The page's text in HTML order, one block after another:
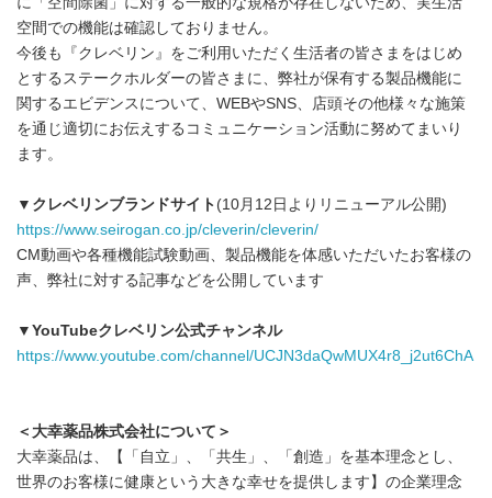
空間での機能は確認しておりません。
今後も『クレベリン』をご利用いただく生活者の皆さまをはじめ
とするステークホルダーの皆さまに、弊社が保有する製品機能に
関するエビデンスについて、WEBやSNS、店頭その他様々な施策
を通じ適切にお伝えするコミュニケーション活動に努めてまいり
ます。
▼ クレベリンブランドサイト (10月12日よりリニューアル公開)
https://www.seirogan.co.jp/cleverin/cleverin/
CM動画や各種機能試験動画、製品機能を体感いただいたお客様の
声、弊社に対する記事などを公開しています
▼ YouTubeクレベリン公式チャンネル
https://www.youtube.com/channel/UCJN3daQwMUX4r8_j2ut6ChA
＜大幸薬品株式会社について＞
大幸薬品は、【「自立」、「共生」、「創造」を基本理念とし、
世界のお客様に健康という大きな幸せを提供します】の企業理念